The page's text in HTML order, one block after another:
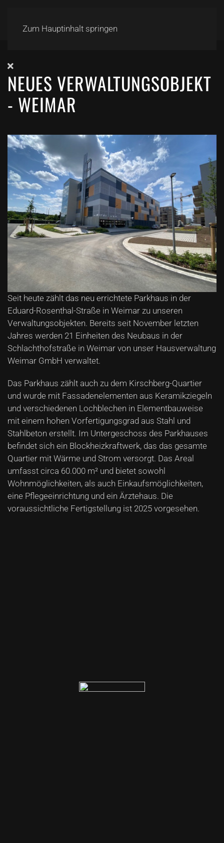
Zum Hauptinhalt springen
NEUES VERWALTUNGSOBJEKT
- WEIMAR
Seit heute zählt das neu errichtete Parkhaus in der
Eduard-Rosenthal-Straße in Weimar zu unseren
Verwaltungsobjekten. Bereits seit November letzten
Jahres werden 21 Einheiten des Neubaus in der
Schlachthofstraße in Weimar von unser Hausverwaltung
Weimar GmbH verwaltet.
Das Parkhaus zählt auch zu dem Kirschberg-Quartier
und wurde mit Fassadenelementen aus Keramikziegeln
und verschiedenen Lochblechen in Elementbauweise
mit einem hohen Vorfertigungsgrad aus Stahl und
Stahlbeton erstellt. Im Untergeschoss des Parkhauses
befindet sich ein Blockheizkraftwerk, das das gesamte
Quartier mit Wärme und Strom versorgt. Das Areal
umfasst circa 60.000 m² und bietet sowohl
Wohnmöglichkeiten, als auch Einkaufsmöglichkeiten,
eine Pflegeeinrichtung und ein Ärztehaus. Die
voraussichtliche Fertigstellung ist 2025 vorgesehen.